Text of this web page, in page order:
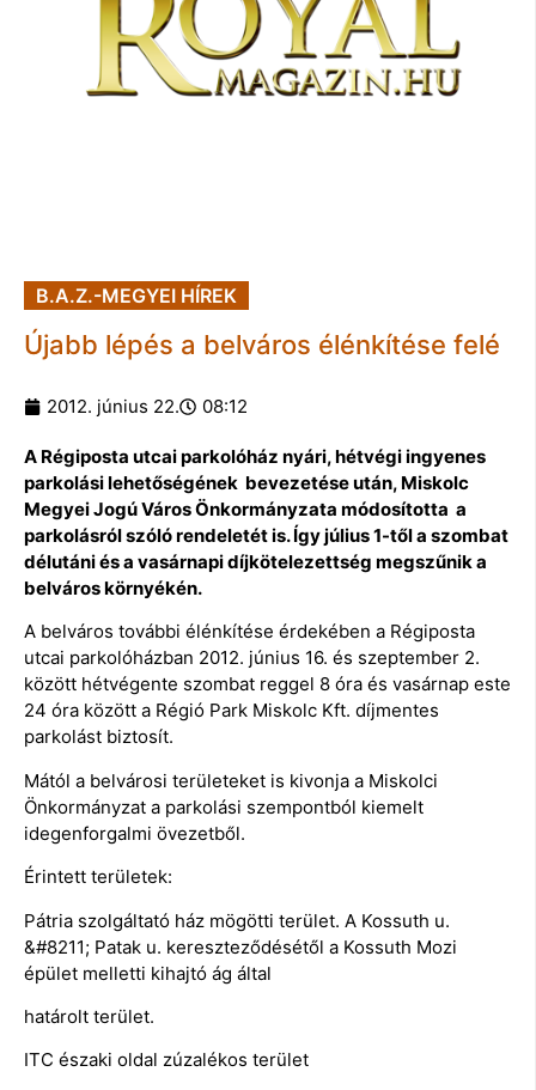
B.A.Z.-MEGYEI HÍREK
Újabb lépés a belváros élénkítése felé
2012. június 22. 08:12
A Régiposta utcai parkolóház nyári, hétvégi ingyenes
parkolási lehetőségének bevezetése után, Miskolc
Megyei Jogú Város Önkormányzata módosította a
parkolásról szóló rendeletét is. Így július 1-től a szombat
délutáni és a vasárnapi díjkötelezettség megszűnik a
belváros környékén.
A belváros további élénkítése érdekében a Régiposta
utcai parkolóházban 2012. június 16. és szeptember 2.
között hétvégente szombat reggel 8 óra és vasárnap este
24 óra között a Régió Park Miskolc Kft. díjmentes
parkolást biztosít.
Mától a belvárosi területeket is kivonja a Miskolci
Önkormányzat a parkolási szempontból kiemelt
idegenforgalmi övezetből.
Érintett területek:
Pátria szolgáltató ház mögötti terület. A Kossuth u.
&#8211; Patak u. kereszteződésétől a Kossuth Mozi
épület melletti kihajtó ág által
határolt terület.
ITC északi oldal zúzalékos terület